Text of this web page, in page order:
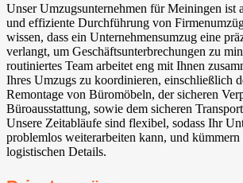
Unser Umzugsunternehmen für Meiningen ist
und effiziente Durchführung von
wissen, dass ein Unternehmensumzug eine
verlangt, um Geschäftsunterbrechungen zu
routiniertes Team arbeitet eng mit Ihnen
Ihres Umzugs zu koordinieren, einschließlich
Remontage von Büromöbeln, der sicheren
Büroausstattung, sowie dem sicheren
Unsere Zeitabläufe sind flexibel, sodass Ihr
problemlos weiterarbeiten kann, und kümmern
logistischen Details.